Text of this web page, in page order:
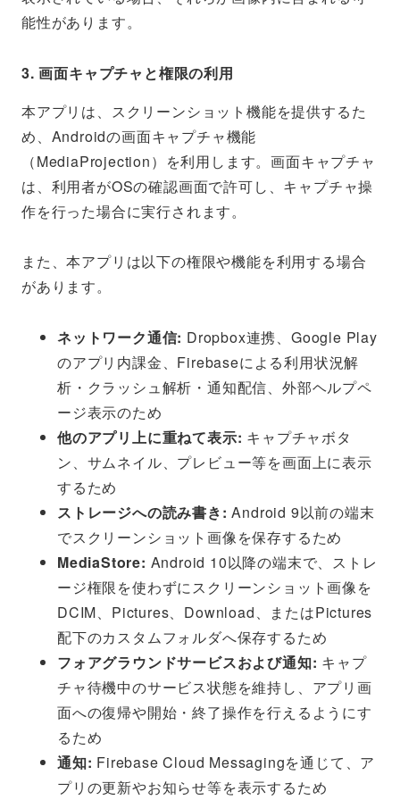
能性があります。
3. 画面キャプチャと権限の利用
本アプリは、スクリーンショット機能を提供するた
め、Androidの画面キャプチャ機能
（MediaProjection）を利用します。画面キャプチャ
は、利用者がOSの確認画面で許可し、キャプチャ操
作を行った場合に実行されます。
また、本アプリは以下の権限や機能を利用する場合
があります。
ネットワーク通信: Dropbox連携、Google Play
のアプリ内課金、Firebaseによる利用状況解
析・クラッシュ解析・通知配信、外部ヘルプペ
ージ表示のため
他のアプリ上に重ねて表示: キャプチャボタ
ン、サムネイル、プレビュー等を画面上に表示
するため
ストレージへの読み書き: Android 9以前の端末
でスクリーンショット画像を保存するため
MediaStore: Android 10以降の端末で、ストレ
ージ権限を使わずにスクリーンショット画像を
DCIM、Pictures、Download、またはPictures
配下のカスタムフォルダへ保存するため
フォアグラウンドサービスおよび通知: キャプ
チャ待機中のサービス状態を維持し、アプリ画
面への復帰や開始・終了操作を行えるようにす
るため
通知: Firebase Cloud Messagingを通じて、ア
プリの更新やお知らせ等を表示するため